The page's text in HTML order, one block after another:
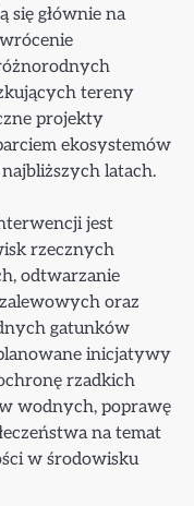
się głównie na
tereny
projekty
ekosystemów
latach.
jest
rzecznych
odtwarzanie
oraz
gatunków
inicjatywy
rzadkich
wodnych, poprawę
na temat
w środowisku